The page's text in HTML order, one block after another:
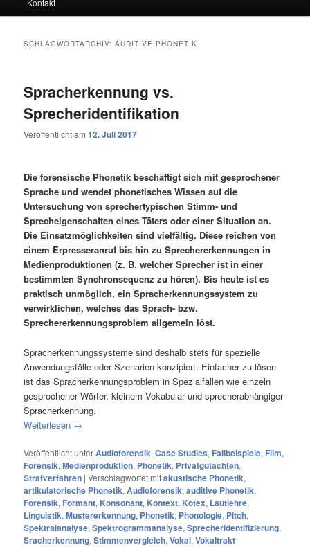
SCHLAGWORTARCHIV:AUDITIVE PHONETIK
Spracherkennung vs.
Sprecheridentifikation
Veröffentlicht am12. Juli 2017
Die forensische Phonetik beschäftigt sich mit gesprochener
Sprache und wendet phonetisches Wissen auf die
Untersuchung von sprechertypischen Stimm- und
Sprecheigenschaften eines Täters oder einer Situation an.
Die Einsatzmöglichkeiten sind vielfältig. Diese reichen von
einem Erpresseranruf bis hin zu Sprechererkennungen in
Medienproduktionen (z. B. welcher Sprecher ist in einer
bestimmten Synchronsequenz zu hören). Bis heute ist es
praktisch unmöglich, ein Spracherkennungssystem zu
verwirklichen, welches das Sprach- bzw.
Sprechererkennungsproblem allgemein löst.
Spracherkennungssysteme sind deshalb stets für spezielle
Anwendungsfälle oder Szenarien konzipiert. Einfacher zu lösen
ist das Spracherkennungsproblem in Spezialfällen wie einzeln
gesprochener Wörter, kleinem Vokabular und sprecherabhängiger
Spracherkennung.
Weiterlesen →
Veröffentlicht unterAudioforensik,Case Studies, Fallbeispiele, Film,
Forensik,Medienproduktion, Phonetik, Privatgutachten,
Strafverfahren |Verschlagwortet mitakustische Phonetik,
artikulatorische Phonetik,Audioforensik,auditive Phonetik,
Forensik, Formant, Konsonant, Kontext, Kotex, Lautlehre,
Linguistik,Mustererkennung, Phonetik, Phonologie, Pitch,
Spektralanalyse,Spektrogrammanalyse,Sprecheridentifizierung,
Sracherkennung,Stimmenvergleich,Vokal,Vokaltrakt